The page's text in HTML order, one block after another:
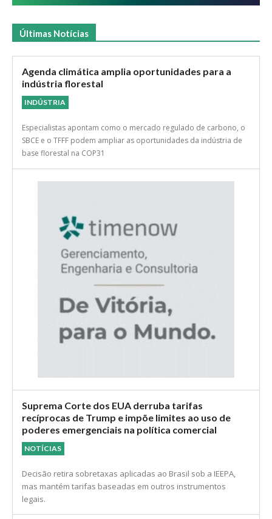
Últimas Notícias
Agenda climática amplia oportunidades para a
indústria florestal
INDÚSTRIA
Especialistas apontam como o mercado regulado de carbono, o
SBCE e o TFFF podem ampliar as oportunidades da indústria de
base florestal na COP31
Suprema Corte dos EUA derruba tarifas
recíprocas de Trump e impõe limites ao uso de
poderes emergenciais na política comercial
NOTÍCIAS
Decisão retira sobretaxas aplicadas ao Brasil sob a IEEPA,
mas mantém tarifas baseadas em outros instrumentos
legais.